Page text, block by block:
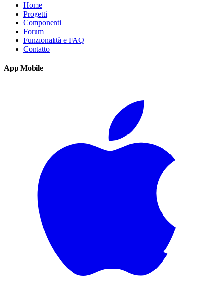
Home
Progetti
Componenti
Forum
Funzionalità e FAQ
Contatto
App Mobile